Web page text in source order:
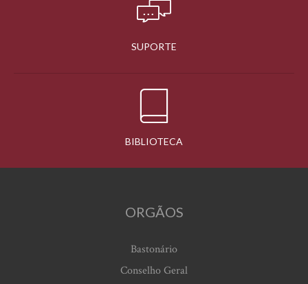
SUPORTE
BIBLIOTECA
ORGÃOS
Bastonário
Conselho Geral